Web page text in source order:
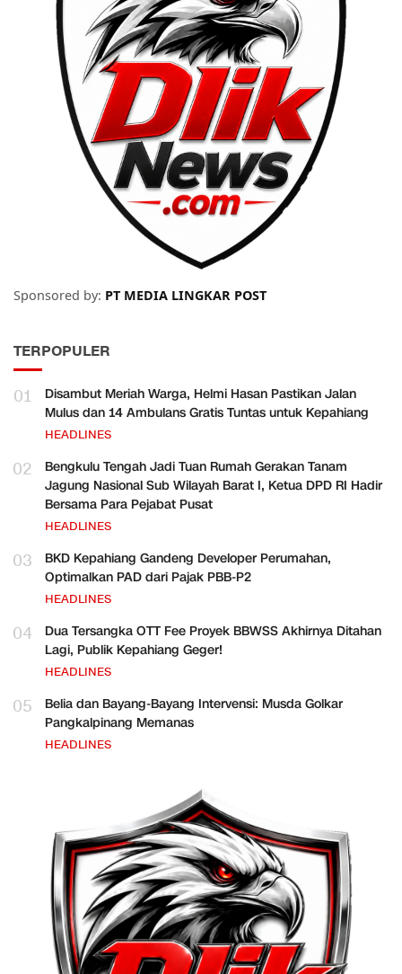
Sponsored by: PT MEDIA LINGKAR POST
TERPOPULER
01
Disambut Meriah Warga, Helmi Hasan Pastikan Jalan
Mulus dan 14 Ambulans Gratis Tuntas untuk Kepahiang
HEADLINES
02
Bengkulu Tengah Jadi Tuan Rumah Gerakan Tanam
Jagung Nasional Sub Wilayah Barat I, Ketua DPD RI Hadir
Bersama Para Pejabat Pusat
HEADLINES
03
BKD Kepahiang Gandeng Developer Perumahan,
Optimalkan PAD dari Pajak PBB-P2
HEADLINES
04
Dua Tersangka OTT Fee Proyek BBWSS Akhirnya Ditahan
Lagi, Publik Kepahiang Geger!
HEADLINES
05
Belia dan Bayang-Bayang Intervensi: Musda Golkar
Pangkalpinang Memanas
HEADLINES